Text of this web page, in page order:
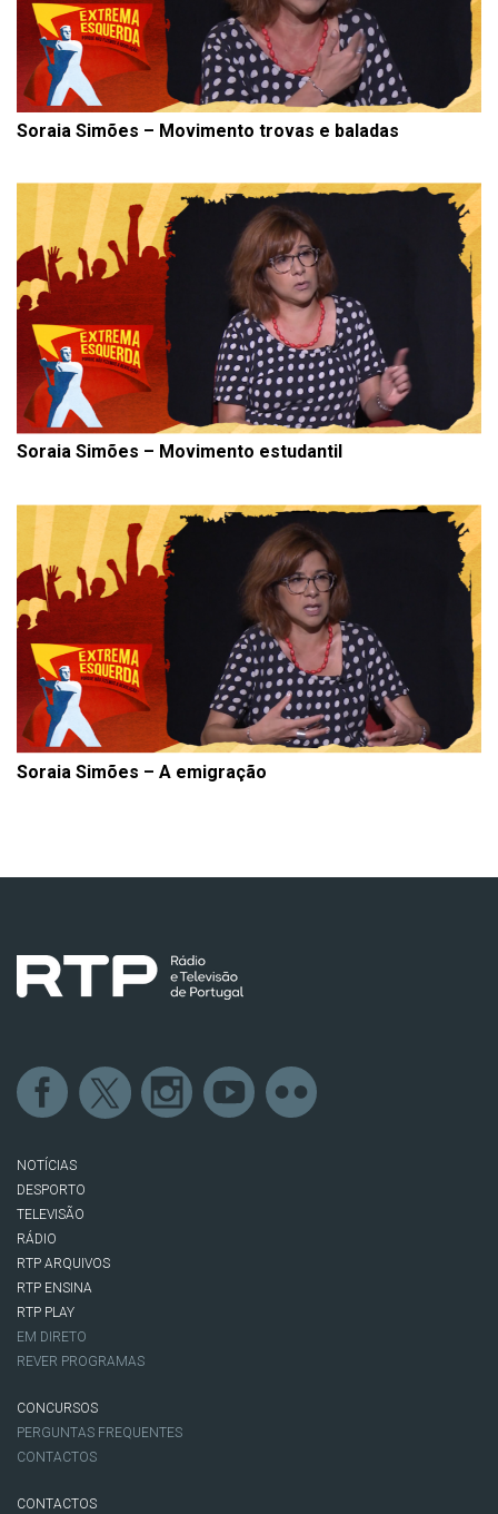
Soraia Simões – Movimento trovas e baladas
Soraia Simões – Movimento estudantil
Soraia Simões – A emigração
NOTÍCIAS
DESPORTO
TELEVISÃO
RÁDIO
RTP ARQUIVOS
RTP ENSINA
RTP PLAY
EM DIRETO
REVER PROGRAMAS
CONCURSOS
PERGUNTAS FREQUENTES
CONTACTOS
CONTACTOS